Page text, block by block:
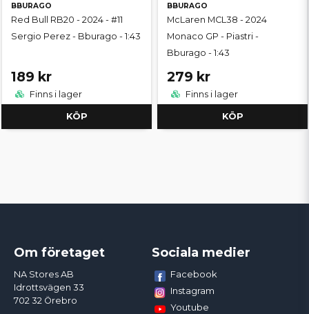
BBURAGO
Red Bull RB20 - 2024 - #11
Sergio Perez - Bburago - 1:43
189 kr
Finns i lager
KÖP
BBURAGO
McLaren MCL38 - 2024
Monaco GP - Piastri -
Bburago - 1:43
279 kr
Finns i lager
KÖP
Om företaget
NA Stores AB
Idrottsvägen 33
702 32 Örebro
Sociala medier
Facebook
Instagram
Youtube